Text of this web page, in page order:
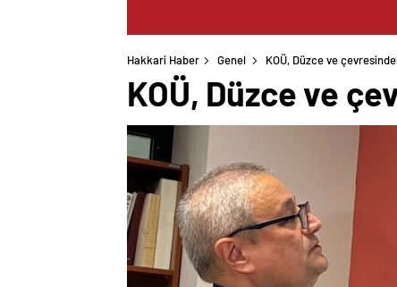
Hakkari Haber Genel KOÜ, Düzce ve
KOÜ, Düzce ve